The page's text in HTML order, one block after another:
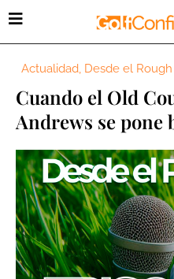
Actualidad, Desde el Rough
Cuando el Old
Andrews se pone